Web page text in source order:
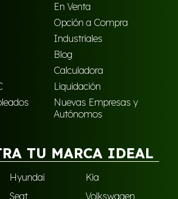
En Venta
Opción a Compra
Industriales
Blog
Calculadora
Liquidación
Nuevas Empresas y
Autónomos
TU MARCA IDEAL
Hyundai
Kia
Seat Volkswagen